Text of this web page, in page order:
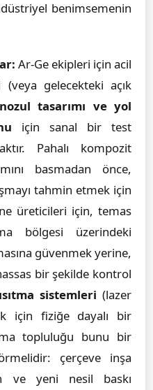
benimsemenin
Ar-Ge ekipleri için acil
gelecekteki açık
nozul tasarımı ve yol
için sanal bir test
Pahalı kompozit
basmadan önce,
tahmin etmek için
üreticileri için, temas
bölgesi üzerindeki
güvenmek yerine,
bir şekilde kontrol
sistemleri (lazer
için fiziğe dayalı bir
topluluğu bunu bir
çerçeve inşa
ve yeni nesil baskı